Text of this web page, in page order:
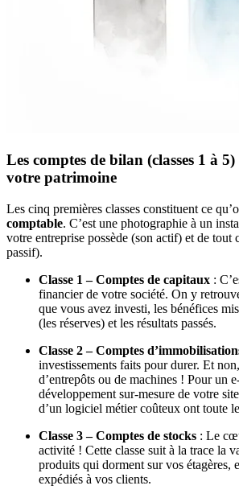
Les comptes de bilan (classes 1 à
votre patrimoine
Les cinq premières classes constituent ce
comptable. C’est une photographie à un
votre entreprise possède (son actif) et de tout
passif).
Classe 1 – Comptes de capitaux :
financier de votre société. On y
que vous avez investi, les bénéfices
(les réserves) et les résultats passés.
Classe 2 – Comptes
investissements faits pour durer. Et
d’entrepôts ou de machines ! Pour un
développement sur-mesure de votre site
d’un logiciel métier coûteux ont toute
Classe 3 – Comptes de stocks : Le
activité ! Cette classe suit à la trace la
produits qui dorment sur vos étagères,
expédiés à vos clients.